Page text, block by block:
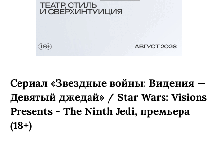
Сериал «Звездные войны: Видения —
Девятый джедай» / Star Wars: Visions
Presents - The Ninth Jedi, премьера
(18+)